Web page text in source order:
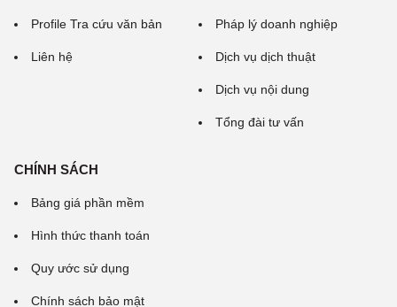
Profile Tra cứu văn bản
Liên hệ
Pháp lý doanh nghiệp
Dịch vụ dịch thuật
Dịch vụ nội dung
Tổng đài tư vấn
CHÍNH SÁCH
Bảng giá phần mềm
Hình thức thanh toán
Quy ước sử dụng
Chính sách bảo mật